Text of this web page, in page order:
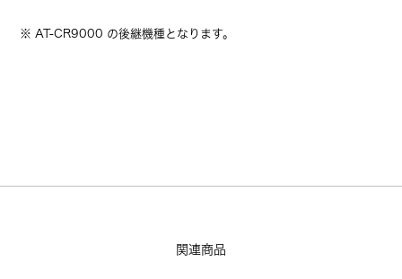
※ AT-CR9000 の後継機種となります。
関連商品